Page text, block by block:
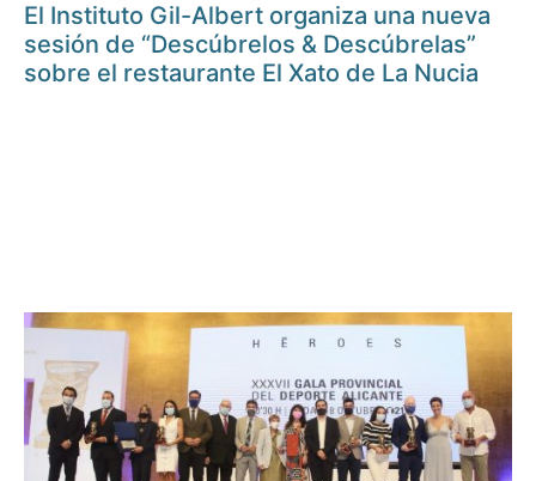
El Instituto Gil-Albert organiza una nueva
sesión de “Descúbrelos & Descúbrelas”
sobre el restaurante El Xato de La Nucia